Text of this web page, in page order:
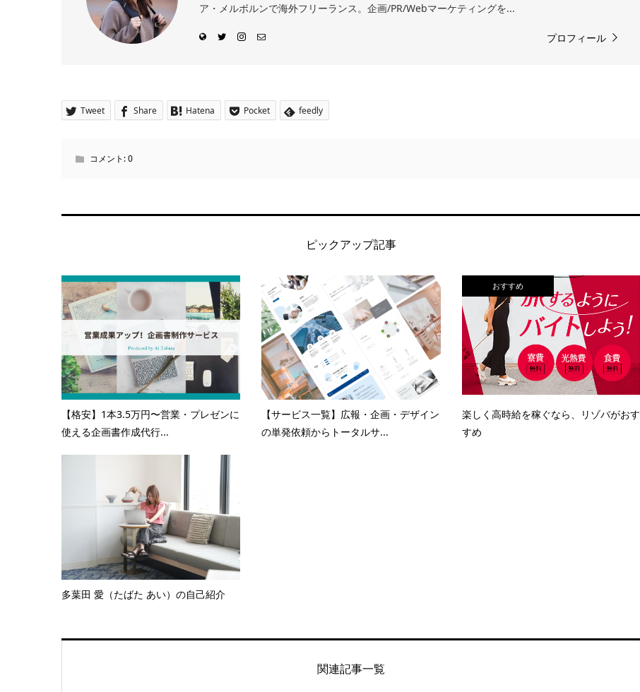
ア・メルボルンで海外フリーランス。企画/PR/Webマーケティングを...
プロフィール
Tweet Share Hatena Pocket feedly
コメント:0
ピックアップ記事
【格安】1本3.5万円〜営業・プレゼンに
使える企画書作成代行...
【サービス一覧】広報・企画・デザイン
の単発依頼からトータルサ...
おすすめ
楽しく高時給を稼ぐなら、リゾバがおす
すめ
多葉田 愛（たばた あい）の自己紹介
関連記事一覧